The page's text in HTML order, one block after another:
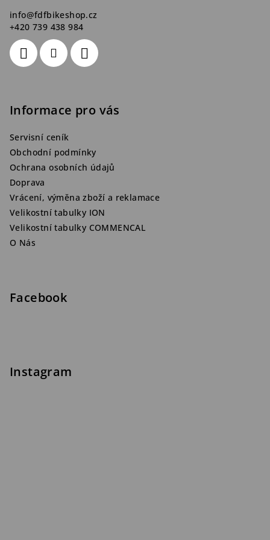
info@fdfbikeshop.cz
+420 739 438 984
Informace pro vás
Servisní ceník
Obchodní podmínky
Ochrana osobních údajů
Doprava
Vrácení, výměna zboží a reklamace
Velikostní tabulky ION
Velikostní tabulky COMMENCAL
O Nás
Facebook
Instagram